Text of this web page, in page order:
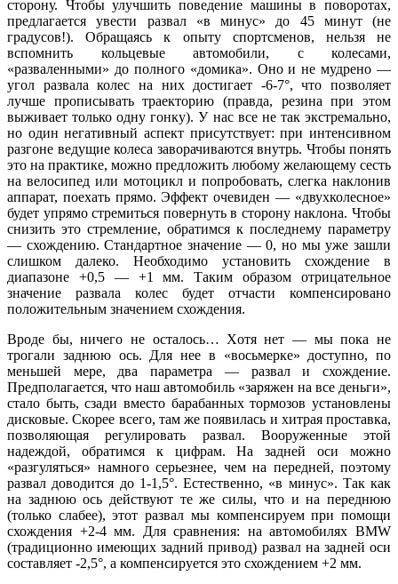
сторону. Чтобы улучшить поведение машины в поворотах,
предлагается увести развал «в минус» до 45 минут (не
градусов!). Обращаясь к опыту спортсменов, нельзя не
вспомнить кольцевые автомобили, с колесами,
«разваленными» до полного «домика». Оно и не мудрено —
угол развала колес на них достигает -6-7°, что позволяет
лучше прописывать траекторию (правда, резина при этом
выживает только одну гонку). У нас все не так экстремально,
но один негативный аспект присутствует: при интенсивном
разгоне ведущие колеса заворачиваются внутрь. Чтобы понять
это на практике, можно предложить любому желающему сесть
на велосипед или мотоцикл и попробовать, слегка наклонив
аппарат, поехать прямо. Эффект очевиден — «двухколесное»
будет упрямо стремиться повернуть в сторону наклона. Чтобы
снизить это стремление, обратимся к последнему параметру
— схождению. Стандартное значение — 0, но мы уже зашли
слишком далеко. Необходимо установить схождение в
диапазоне +0,5 — +1 мм. Таким образом отрицательное
значение развала колес будет отчасти компенсировано
положительным значением схождения.
Вроде бы, ничего не осталось… Хотя нет — мы пока не
трогали заднюю ось. Для нее в «восьмерке» доступно, по
меньшей мере, два параметра — развал и схождение.
Предполагается, что наш автомобиль «заряжен на все деньги»,
стало быть, сзади вместо барабанных тормозов установлены
дисковые. Скорее всего, там же появилась и хитрая проставка,
позволяющая регулировать развал. Вооруженные этой
надеждой, обратимся к цифрам. На задней оси можно
«разгуляться» намного серьезнее, чем на передней, поэтому
развал доводится до 1-1,5°. Естественно, «в минус». Так как
на заднюю ось действуют те же силы, что и на переднюю
(только слабее), этот развал мы компенсируем при помощи
схождения +2-4 мм. Для сравнения: на автомобилях BMW
(традиционно имеющих задний привод) развал на задней оси
составляет -2,5°, а компенсируется это схождением +2 мм.